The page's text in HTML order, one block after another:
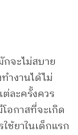
กจะไม่สบาย
ำงานได้ไม่
ละครั้งควร
อกาสที่จะเกิด
ช้ยาในเด็กแรก